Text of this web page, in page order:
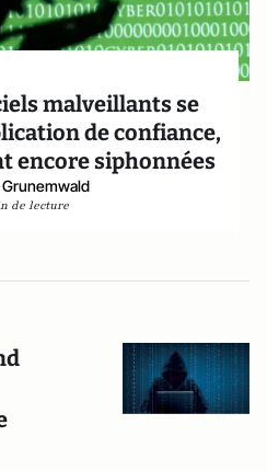
malveillants se
de confiance,
encore siphonnées
de lecture